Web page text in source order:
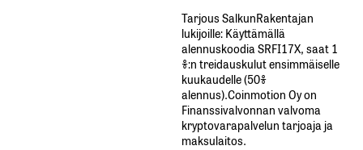
Tarjous SalkunRakentajan
lukijoille: Käyttämällä​ ​
alennuskoodia​ ​SRFI17X,​ ​saat​ ​1
%:n treidauskulut​ ​ensimmäiselle​ ​
kuukaudelle​ ​(50%​ ​
alennus).Coinmotion Oy on
Finanssivalvonnan valvoma
kryptovarapalvelun tarjoaja ja
maksulaitos.